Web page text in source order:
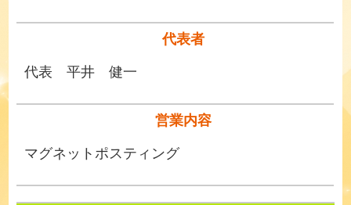
代表者
代表 平井 健一
営業内容
マグネットポスティング